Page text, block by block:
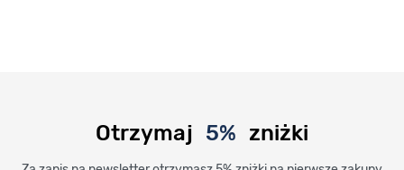
Otrzymaj 5% zniżki